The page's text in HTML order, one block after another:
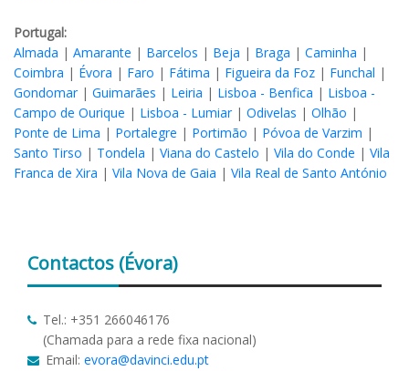
Portugal:
Almada | Amarante | Barcelos | Beja | Braga | Caminha |
Coimbra | Évora | Faro | Fátima | Figueira da Foz | Funchal |
Gondomar| Guimarães | Leiria | Lisboa - Benfica | Lisboa -
Campo de Ourique | Lisboa - Lumiar| Odivelas | Olhão |
Ponte de Lima | Portalegre | Portimão | Póvoa de Varzim |
Santo Tirso | Tondela | Viana do Castelo | Vila do Conde | Vila
Franca de Xira | Vila Nova de Gaia | Vila Real de Santo António
Contactos (Évora)
Tel.: +351 266046176
(Chamada para a rede fixa nacional)
Email: evora@davinci.edu.pt